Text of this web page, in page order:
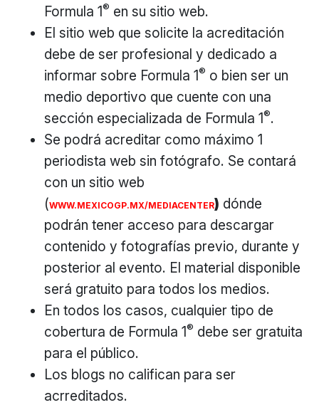
Formula 1® en su sitio web.
El sitio web que solicite la acreditación
debe de ser profesional y dedicado a
informar sobre Formula 1® o bien ser un
medio deportivo que cuente con una
sección especializada de Formula 1®.
Se podrá acreditar como máximo 1
periodista web sin fotógrafo. Se contará
con un sitio web
(WWW.MEXICOGP.MX/MEDIACENTER) dónde
podrán tener acceso para descargar
contenido y fotografías previo, durante y
posterior al evento. El material disponible
será gratuito para todos los medios.
En todos los casos, cualquier tipo de
cobertura de Formula 1® debe ser gratuita
para el público.
Los blogs no califican para ser
acrreditados.